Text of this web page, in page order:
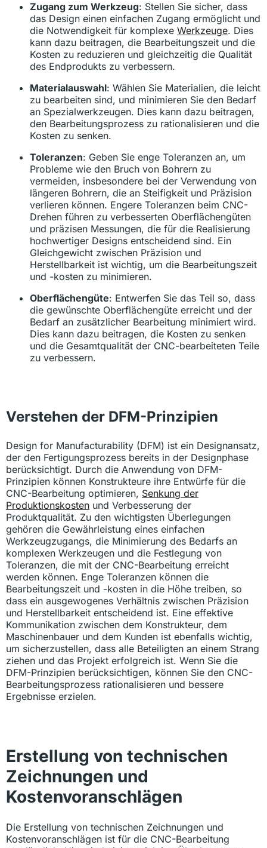
Zugang zum Werkzeug: Stellen Sie sicher, dass
das Design einen einfachen Zugang ermöglicht und
die Notwendigkeit für komplexe Werkzeuge. Dies
kann dazu beitragen, die Bearbeitungszeit und die
Kosten zu reduzieren und gleichzeitig die Qualität
des Endprodukts zu verbessern.
Materialauswahl: Wählen Sie Materialien, die leicht
zu bearbeiten sind, und minimieren Sie den Bedarf
an Spezialwerkzeugen. Dies kann dazu beitragen,
den Bearbeitungsprozess zu rationalisieren und die
Kosten zu senken.
Toleranzen: Geben Sie enge Toleranzen an, um
Probleme wie den Bruch von Bohrern zu
vermeiden, insbesondere bei der Verwendung von
längeren Bohrern, die an Steifigkeit und Präzision
verlieren können. Engere Toleranzen beim CNC-
Drehen führen zu verbesserten Oberflächengüten
und präzisen Messungen, die für die Realisierung
hochwertiger Designs entscheidend sind. Ein
Gleichgewicht zwischen Präzision und
Herstellbarkeit ist wichtig, um die Bearbeitungszeit
und -kosten zu minimieren.
Oberflächengüte: Entwerfen Sie das Teil so, dass
die gewünschte Oberflächengüte erreicht und der
Bedarf an zusätzlicher Bearbeitung minimiert wird.
Dies kann dazu beitragen, die Kosten zu senken
und die Gesamtqualität der CNC-bearbeiteten Teile
zu verbessern.
Verstehen der DFM-Prinzipien
Design for Manufacturability (DFM) ist ein Designansatz,
der den Fertigungsprozess bereits in der Designphase
berücksichtigt. Durch die Anwendung von DFM-
Prinzipien können Konstrukteure ihre Entwürfe für die
CNC-Bearbeitung optimieren, Senkung der
Produktionskosten und Verbesserung der
Produktqualität. Zu den wichtigsten Überlegungen
gehören die Gewährleistung eines einfachen
Werkzeugzugangs, die Minimierung des Bedarfs an
komplexen Werkzeugen und die Festlegung von
Toleranzen, die mit der CNC-Bearbeitung erreicht
werden können. Enge Toleranzen können die
Bearbeitungszeit und -kosten in die Höhe treiben, so
dass ein ausgewogenes Verhältnis zwischen Präzision
und Herstellbarkeit entscheidend ist. Eine effektive
Kommunikation zwischen dem Konstrukteur, dem
Maschinenbauer und dem Kunden ist ebenfalls wichtig,
um sicherzustellen, dass alle Beteiligten an einem Strang
ziehen und das Projekt erfolgreich ist. Wenn Sie die
DFM-Prinzipien berücksichtigen, können Sie den CNC-
Bearbeitungsprozess rationalisieren und bessere
Ergebnisse erzielen.
Erstellung von technischen
Zeichnungen und
Kostenvoranschlägen
Die Erstellung von technischen Zeichnungen und
Kostenvoranschlägen ist für die CNC-Bearbeitung